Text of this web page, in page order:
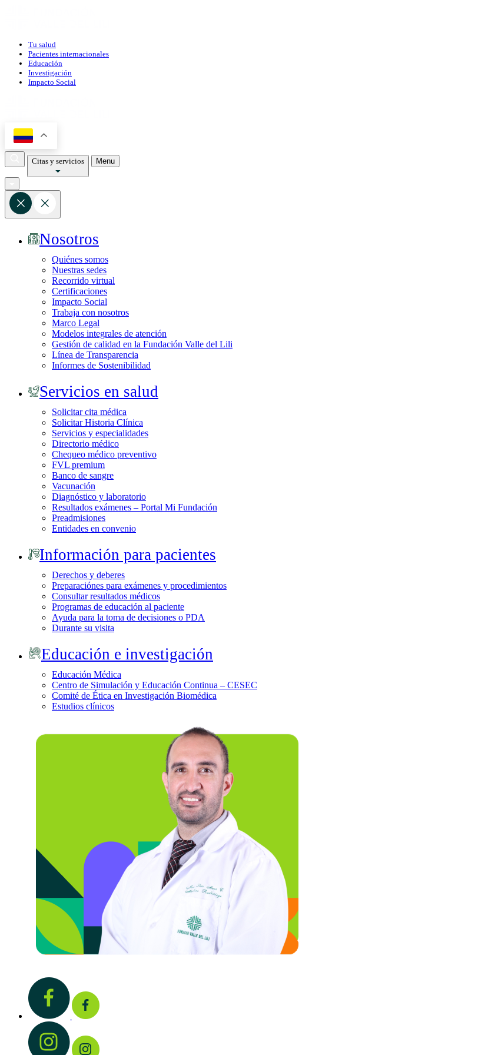
Tu salud
Pacientes internacionales
Educación
Investigación
Impacto Social
Citas y servicios Menu
Nosotros
Quiénes somos
Nuestras sedes
Recorrido virtual
Certificaciones
Impacto Social
Trabaja con nosotros
Marco Legal
Modelos integrales de atención
Gestión de calidad en la Fundación Valle del Lili
Línea de Transparencia
Informes de Sostenibilidad
Servicios en salud
Solicitar cita médica
Solicitar Historia Clínica
Servicios y especialidades
Directorio médico
Chequeo médico preventivo
FVL premium
Banco de sangre
Vacunación
Diagnóstico y laboratorio
Resultados exámenes – Portal Mi Fundación
Preadmisiones
Entidades en convenio
Información para pacientes
Derechos y deberes
Preparaciónes para exámenes y procedimientos
Consultar resultados médicos
Programas de educación al paciente
Ayuda para la toma de decisiones o PDA
Durante su visita
Educación e investigación
Educación Médica
Centro de Simulación y Educación Continua – CESEC
Comité de Ética en Investigación Biomédica
Estudios clínicos